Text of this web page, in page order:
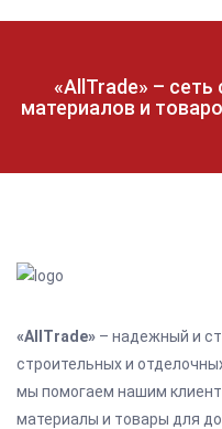
«AllTrade» –
материалов и
«AllTrade» – надежный и
строительных и
мы помогаем нашим
материалы и товары для